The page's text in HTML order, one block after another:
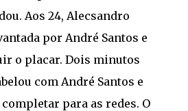
Aos 24, Alecsandro
por André Santos e
o placar. Dois minutos
com André Santos e
para as redes. O